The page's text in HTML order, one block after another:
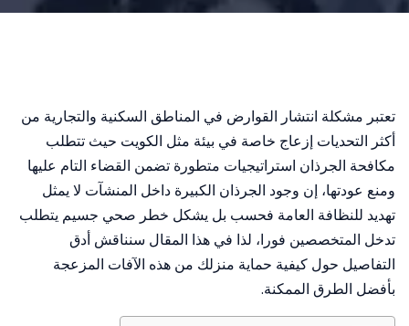
تعتبر مشكلة انتشار القوارض في المناطق السكنية والتجارية من
أكثر التحديات إزعاج خاصة في بيئة مثل الكويت حيث تتطلب
مكافحة الجرذان استراتيجيات متطورة تضمن القضاء التام عليها
ومنع عودتها، إن وجود الجرذان الكبيرة داخل المنشآت لا يمثل
تهديد للنظافة العامة فحسب بل يشكل خطر صحي جسيم يتطلب
تدخل المتخصصين فورا، لذا في هذا المقال سنناقش أدق
التفاصيل حول كيفية حماية منزلك من هذه الآفات المزعجة
بأفضل الطرق الممكنة.